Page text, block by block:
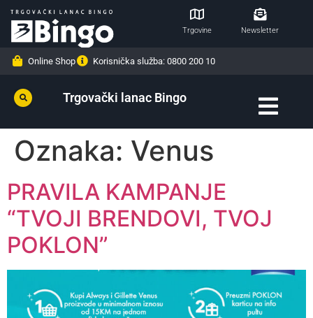
Trgovine Newsletter
Online Shop Korisnička služba: 0800 200 10
Trgovački lanac Bingo
Oznaka: Venus
PRAVILA KAMPANJE
“TVOJI BRENDOVI, TVOJ
POKLON”